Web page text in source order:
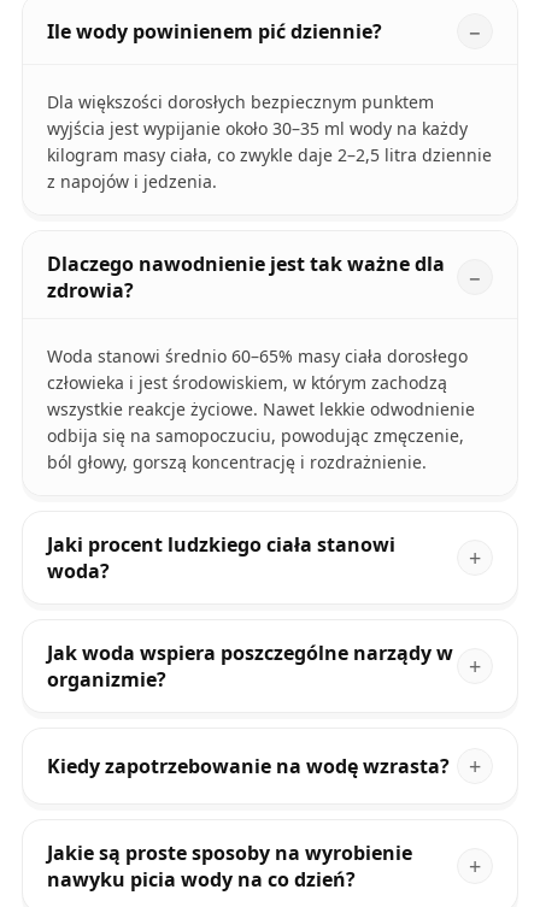
Ile wody powinienem pić dziennie?
Dla większości dorosłych bezpiecznym punktem
wyjścia jest wypijanie około 30–35 ml wody na każdy
kilogram masy ciała, co zwykle daje 2–2,5 litra dziennie
z napojów i jedzenia.
Dlaczego nawodnienie jest tak ważne dla
zdrowia?
Woda stanowi średnio 60–65% masy ciała dorosłego
człowieka i jest środowiskiem, w którym zachodzą
wszystkie reakcje życiowe. Nawet lekkie odwodnienie
odbija się na samopoczuciu, powodując zmęczenie,
ból głowy, gorszą koncentrację i rozdrażnienie.
Jaki procent ludzkiego ciała stanowi
woda?
Jak woda wspiera poszczególne narządy w
organizmie?
Kiedy zapotrzebowanie na wodę wzrasta?
Jakie są proste sposoby na wyrobienie
nawyku picia wody na co dzień?